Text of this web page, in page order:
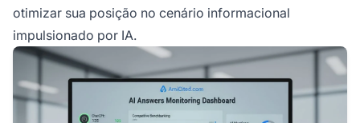
otimizar sua posição no cenário informacional
impulsionado por IA.